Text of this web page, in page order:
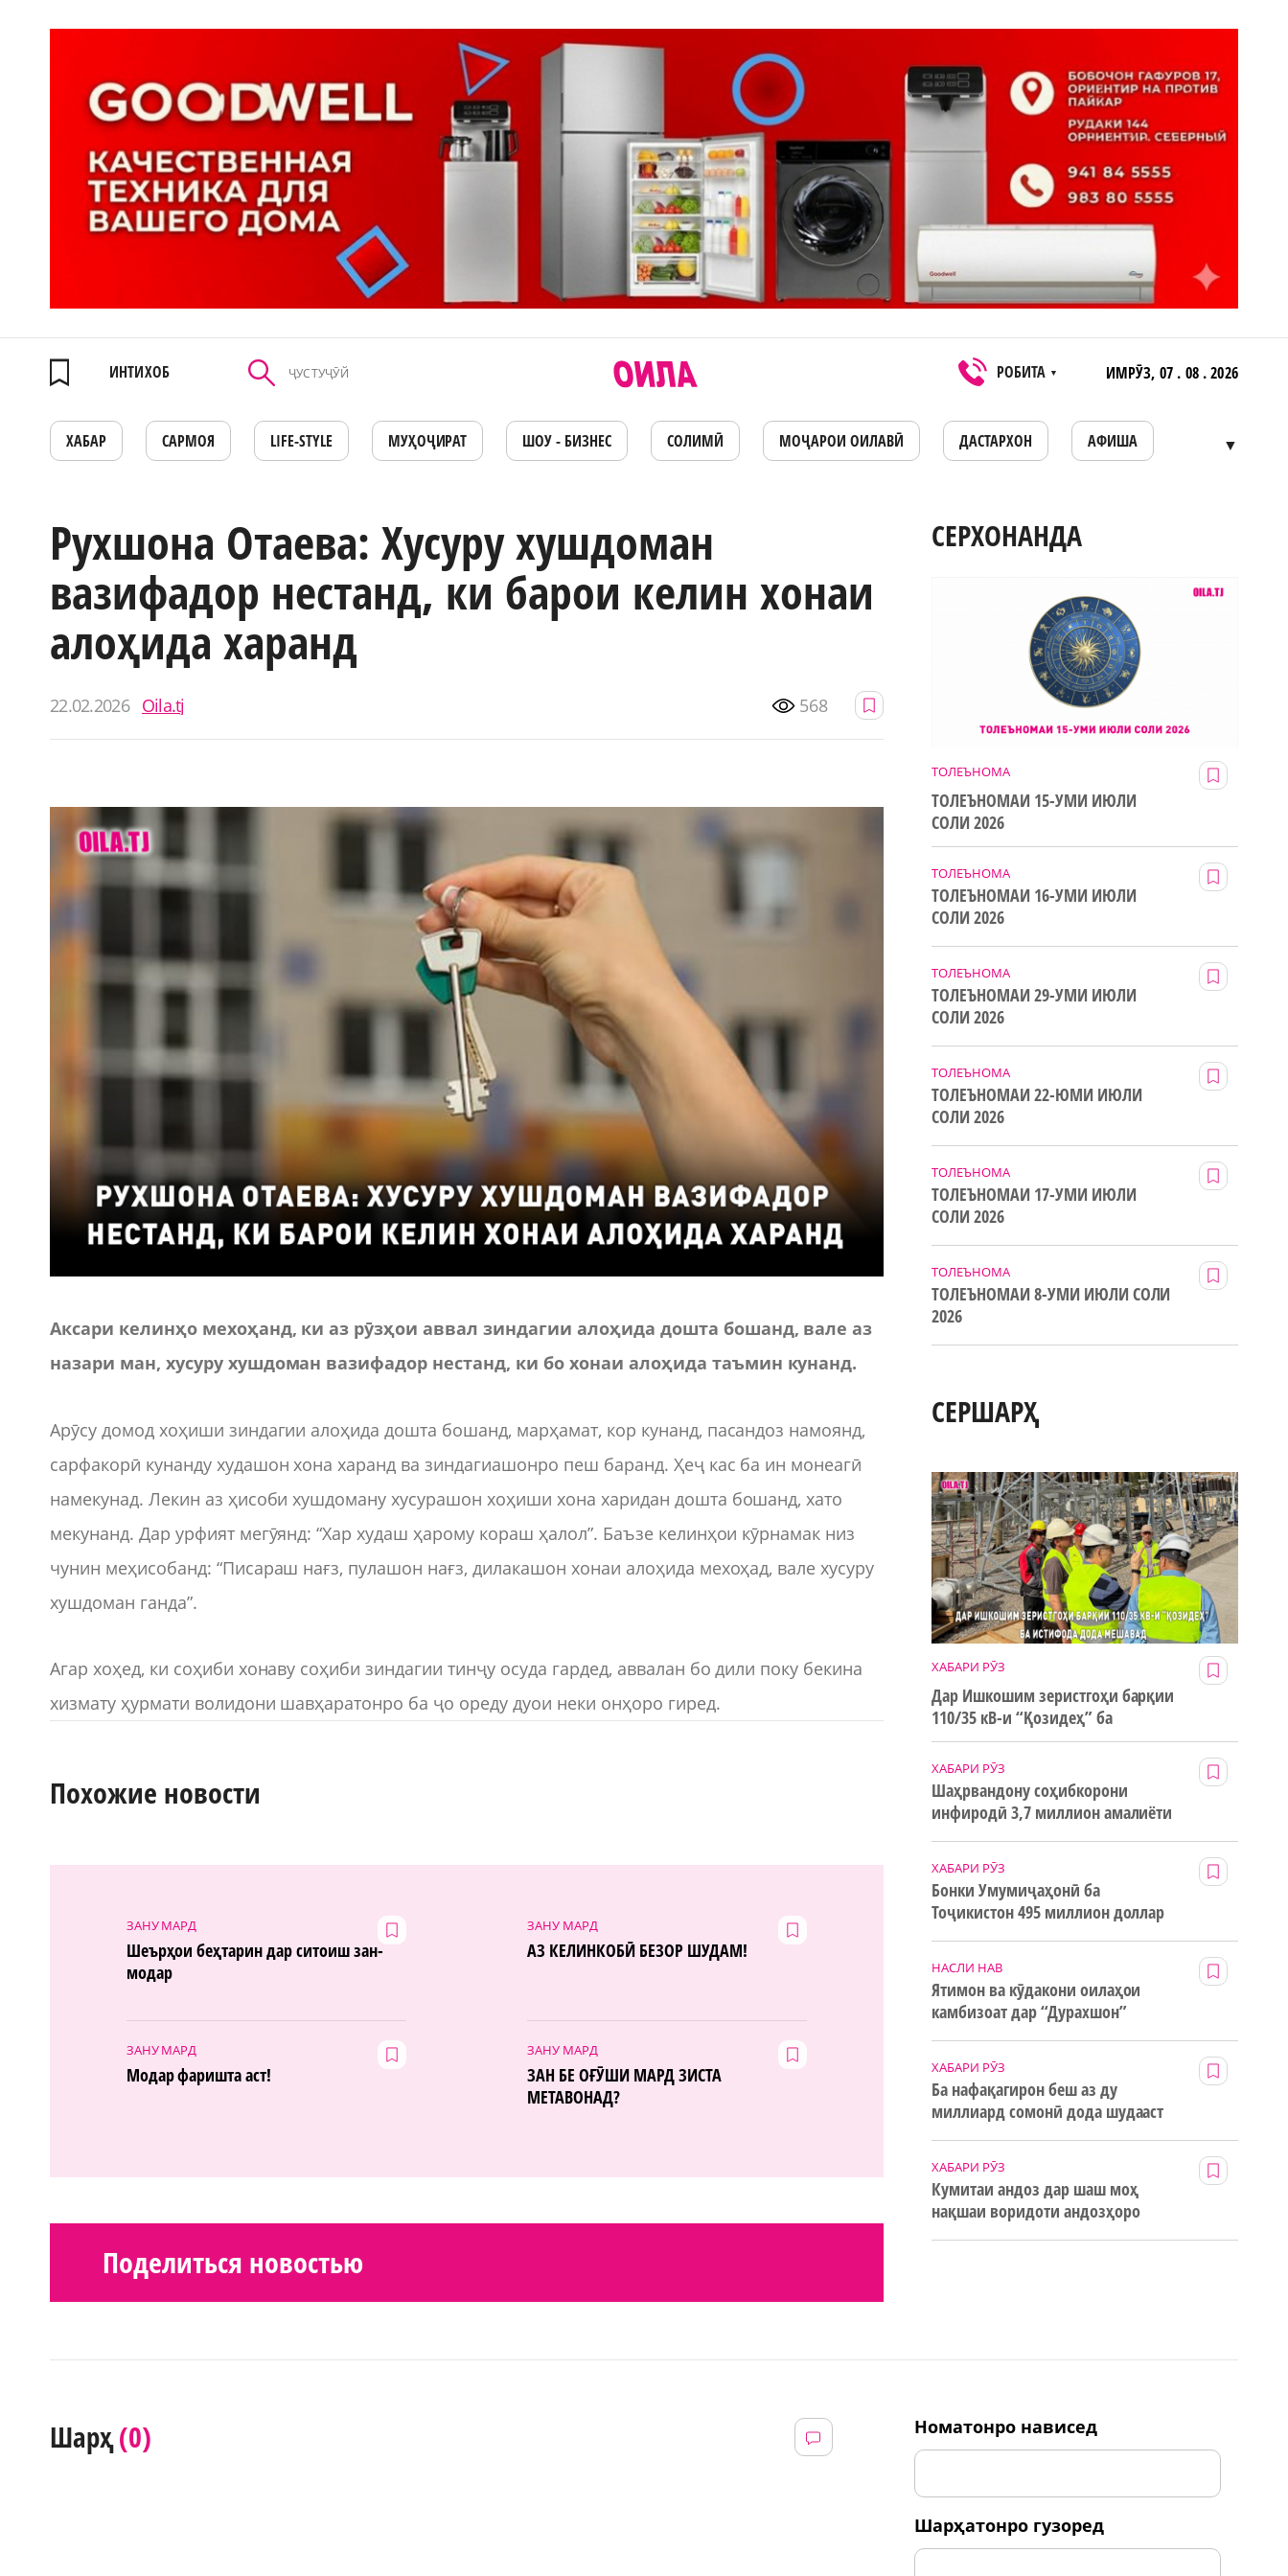
ИНТИХОБ РОБИТА ▼ ИМРӮЗ, 07 . 08 . 2026
ХАБАР САРМОЯ LIFE-STYLE МУҲОҶИРАТ ШОУ - БИЗНЕС СОЛИМӢ МОҶАРОИ ОИЛАВӢ ДАСТАРХОН АФИША ▼
Рухшона Отаева: Хусуру хушдоман
вазифадор нестанд, ки барои келин хонаи
алоҳида харанд
22.02.2026 Oila.tj 568
Аксари келинҳо мехоҳанд, ки аз рӯзҳои аввал зиндагии алоҳида дошта бошанд, вале аз
назари ман, хусуру хушдоман вазифадор нестанд, ки бо хонаи алоҳида таъмин кунанд.
Арӯсу домод хоҳиши зиндагии алоҳида дошта бошанд, марҳамат, кор кунанд, пасандоз намоянд,
сарфакорӣ кунанду худашон хона харанд ва зиндагиашонро пеш баранд. Ҳеҷ кас ба ин монеагӣ
намекунад. Лекин аз ҳисоби хушдоману хусурашон хоҳиши хона харидан дошта бошанд, хато
мекунанд. Дар урфият мегӯянд: “Хар худаш ҳарому кораш ҳалол”. Баъзе келинҳои кӯрнамак низ
чунин меҳисобанд: “Писараш нағз, пулашон нағз, дилакашон хонаи алоҳида мехоҳад, вале хусуру
хушдоман ганда”.
Агар хоҳед, ки соҳиби хонаву соҳиби зиндагии тинҷу осуда гардед, аввалан бо дили поку бекина
хизмату ҳурмати волидони шавҳаратонро ба ҷо ореду дуои неки онҳоро гиред.
Похожие новости
ЗАНУ МАРД
Шеърҳои беҳтарин дар ситоиш зан-
модар
ЗАНУ МАРД
АЗ КЕЛИНКОБӢ БЕЗОР ШУДАМ!
ЗАНУ МАРД
Модар фаришта аст!
ЗАНУ МАРД
ЗАН БЕ ОҒӮШИ МАРД ЗИСТА
МЕТАВОНАД?
Поделиться новостью
СЕРХОНАНДА
ТОЛЕЪНОМА
ТОЛЕЪНОМАИ 15-УМИ ИЮЛИ
СОЛИ 2026
ТОЛЕЪНОМА
ТОЛЕЪНОМАИ 16-УМИ ИЮЛИ
СОЛИ 2026
ТОЛЕЪНОМА
ТОЛЕЪНОМАИ 29-УМИ ИЮЛИ
СОЛИ 2026
ТОЛЕЪНОМА
ТОЛЕЪНОМАИ 22-ЮМИ ИЮЛИ
СОЛИ 2026
ТОЛЕЪНОМА
ТОЛЕЪНОМАИ 17-УМИ ИЮЛИ
СОЛИ 2026
ТОЛЕЪНОМА
ТОЛЕЪНОМАИ 8-УМИ ИЮЛИ СОЛИ
2026
СЕРШАРҲ
ХАБАРИ РӮЗ
Дар Ишкошим зеристгоҳи барқии
110/35 кВ-и “Қозидеҳ” ба
истифода дода мешавад
ХАБАРИ РӮЗ
Шаҳрвандону соҳибкорони
инфиродӣ 3,7 миллион амалиёти
ХАБАРИ РӮЗ
Бонки Умумиҷаҳонӣ ба
Тоҷикистон 495 миллион доллар
НАСЛИ НАВ
Ятимон ва кӯдакони оилаҳои
камбизоат дар “Дурахшон”
ХАБАРИ РӮЗ
Ба нафақагирон беш аз ду
миллиард сомонӣ дода шудааст
ХАБАРИ РӮЗ
Кумитаи андоз дар шаш моҳ
нақшаи воридоти андозҳоро
Шарҳ(0) номатонро нависед
шарҳатонро гузоред